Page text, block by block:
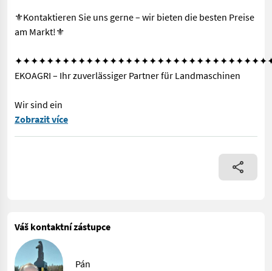
⚜️Kontaktieren Sie uns gerne – wir bieten die besten Preise
am Markt!⚜️
EKOAGRI – Ihr zuverlässiger Partner für Landmaschinen
Wir sind ein
Betonmischer 600 l mit Selbstladender Schaufel ! Lieferung
Zobrazit více
Váš kontaktní zástupce
Pán